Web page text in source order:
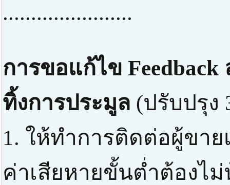
.......................
การขอแก้ไข Feedback
ทิ้งการประมูล (ปรับปรุง
1. ให้ทำการติดต่อผู้ขา
ค่าเสียหายขั้นต่ำต้องไ